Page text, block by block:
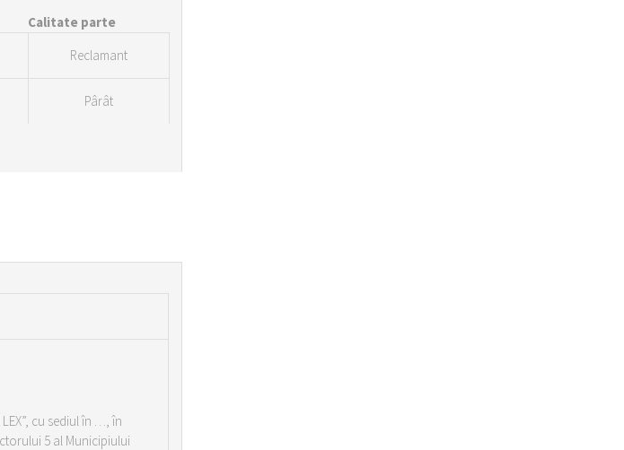
Calitate parte
Reclamant
Pârât
cu sediul în …, în
5 al Municipiului